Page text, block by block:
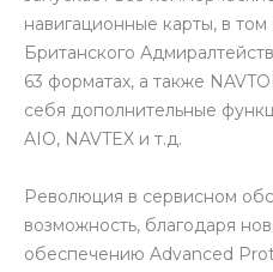
навигационные карты, в
Британского
63 форматах, а также
себя дополнительные
AIO, NAVTEX и т.д.
Революция в сервисном
возможность, благодаря
обеспечению Advanced